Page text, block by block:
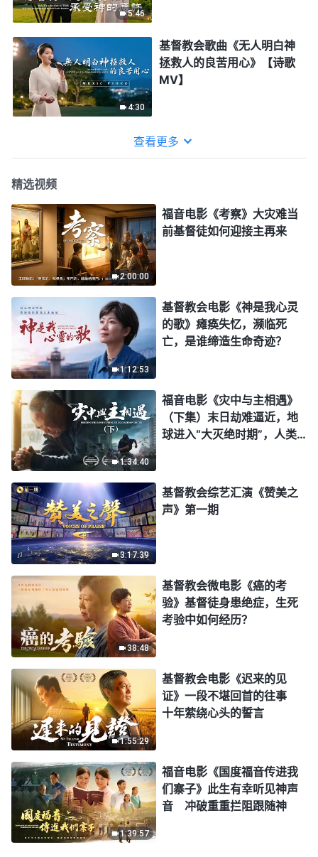
5:46
4:30
基督教会歌曲《无人明白神
拯救人的良苦用心》【诗歌
MV】
查看更多
精选视频
2:00:00
福音电影《考察》大灾难当
前基督徒如何迎接主再来
1:12:53
基督教会电影《神是我心灵
的歌》瘫痪失忆，濒临死
亡，是谁缔造生命奇迹？
1:34:40
福音电影《灾中与主相遇》
（下集）末日劫难逼近，地
球进入“大灭绝时期”，人类
3:17:39
基督教会综艺汇演《赞美之
声》第一期
38:48
基督教会微电影《癌的考
验》基督徒身患绝症，生死
考验中如何经历？
1:55:29
基督教会电影《迟来的见
证》一段不堪回首的往事
十年萦绕心头的誓言
1:39:57
福音电影《国度福音传进我
们寨子》此生有幸听见神声
音 冲破重重拦阻跟随神